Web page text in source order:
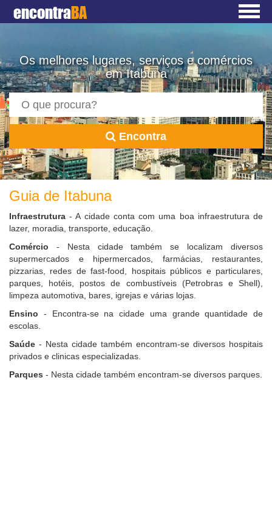
encontraBA
Os melhores lugares, serviços e comércios
em Itabuna
Encontra
Guia de Itabuna
Infraestrutura - A cidade conta com uma boa infraestrutura de
lazer, moradia, transporte, educação.
Comércio - Nesta cidade também se localizam diversos
supermercados e hipermercados, farmácias, restaurantes,
pizzarias, redes de fast-food, hospitais públicos e particulares,
parques, hotéis, postos de combustíveis (Petrobras e Shell),
limpeza automotiva, bares, igrejas e várias lojas.
Ensino - Encontra-se na cidade uma grande quantidade de
escolas.
Saúde - Nesta cidade também encontram-se diversos hospitais
privados e clinicas especializadas.
Parques - Nesta cidade também encontram-se diversos parques.